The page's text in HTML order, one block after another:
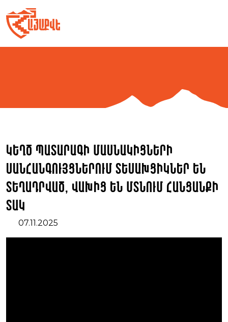
to
content
Կեղծ պատարագի մասնակիցների
սանհանգույցներում տեսախցիկներ են
տեղադրված, վախից են մտնում հանցանքի
տակ
07.11.2025